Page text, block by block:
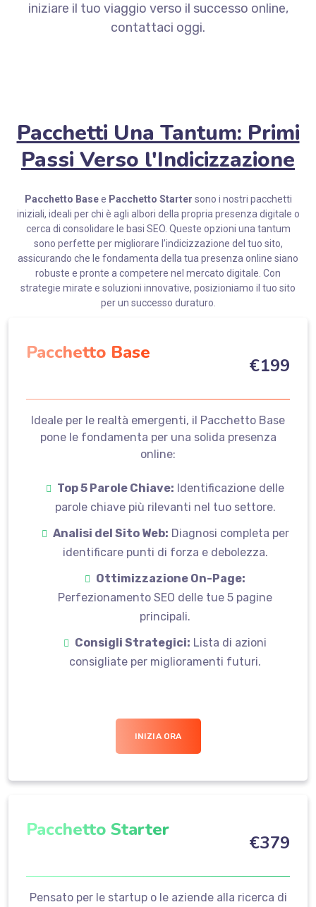
iniziare il tuo viaggio verso il successo online,
contattaci oggi.
Pacchetti Una Tantum: Primi
Passi Verso l'Indicizzazione
Pacchetto Basee Pacchetto Starter sono i nostri pacchetti
iniziali, ideali per chi è agli albori della propria presenza digitale o
cerca di consolidare le basi SEO. Queste opzioni una tantum
sono perfette per migliorare l’indicizzazione del tuo sito,
assicurando che le fondamenta della tua presenza online siano
robuste e pronte a competere nel mercato digitale. Con
strategie mirate e soluzioni innovative, posizioniamo il tuo sito
per un successo duraturo.
€199
Pacchetto Base
Ideale per le realtà emergenti, il Pacchetto Base
pone le fondamenta per una solida presenza
online:
Top 5 Parole Chiave: Identificazione delle
parole chiave più rilevanti nel tuo settore.
Analisi del Sito Web: Diagnosi completa per
identificare punti di forza e debolezza.
Ottimizzazione On-Page:
Perfezionamento SEO delle tue 5 pagine
principali.
Consigli Strategici: Lista di azioni
consigliate per miglioramenti futuri.
INIZIA ORA
€379
Pacchetto Starter
Pensato per le startup o le aziende alla ricerca di